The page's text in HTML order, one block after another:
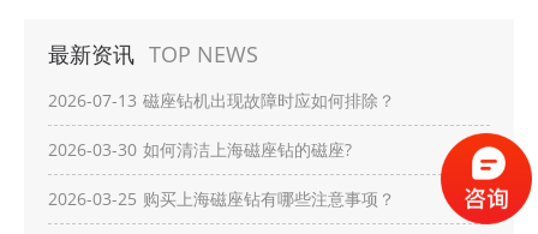
最新资讯 TOP NEWS
2026-07-13 磁座钻机出现故障时应如何排除？
2026-03-30 如何清洁上海磁座钻的磁座?
2026-03-25 购买上海磁座钻有哪些注意事项？